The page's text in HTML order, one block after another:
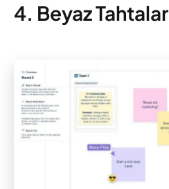
4. Beyaz Tahtalar